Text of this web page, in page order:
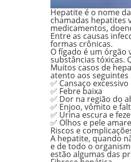
Hepatite é o nome
chamadas hepatites
medicamentos,
Entre as causas
formas crônicas.
O fígado é um
substâncias tóxicas.
Muitos casos de
atento aos seguintes
✅ Cansaço
✅ Febre baixa
✅ Dor na região do
✅ Enjoo, vômito e
✅ Urina escura e
✅ Olhos e pele
Riscos e
A hepatite, quando
e de todo o
estão algumas das